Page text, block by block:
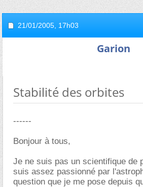
21/01/2005, 17h03
Garion
Stabilité des orbites
------
Bonjour à tous,
Je ne suis pas un scientifique de
suis assez passionné par
question que je me pose depuis